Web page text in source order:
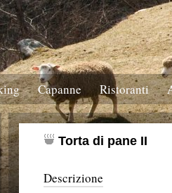
Capanne Ristoranti
Torta di pane II
Descrizione